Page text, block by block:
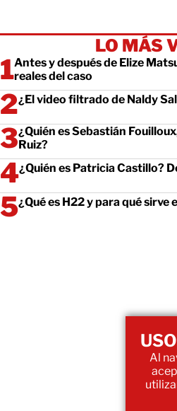
LO MÁS
Antes y después de Elize
reales del caso
¿El video filtrado de Naldy
¿Quién es Sebastián
Ruiz?
¿Quién es Patricia Castillo?
¿Qué es H22 y para qué sirve
Al